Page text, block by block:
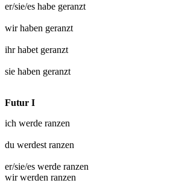
er/sie/es habe geranzt
wir haben geranzt
ihr habet geranzt
sie haben geranzt
Futur I
ich werde ranzen
du werdest ranzen
er/sie/es werde ranzen
wir werden ranzen